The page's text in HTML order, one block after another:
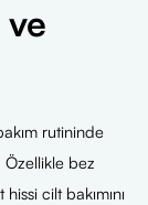
rutininde
Özellikle bez
cilt bakımını